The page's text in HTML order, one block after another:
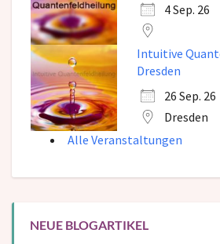
4 Sep. 26
Intuitive
Dresden
26 Sep. 26
Dresden
Alle Veranstaltungen
NEUE BLOGARTIKEL